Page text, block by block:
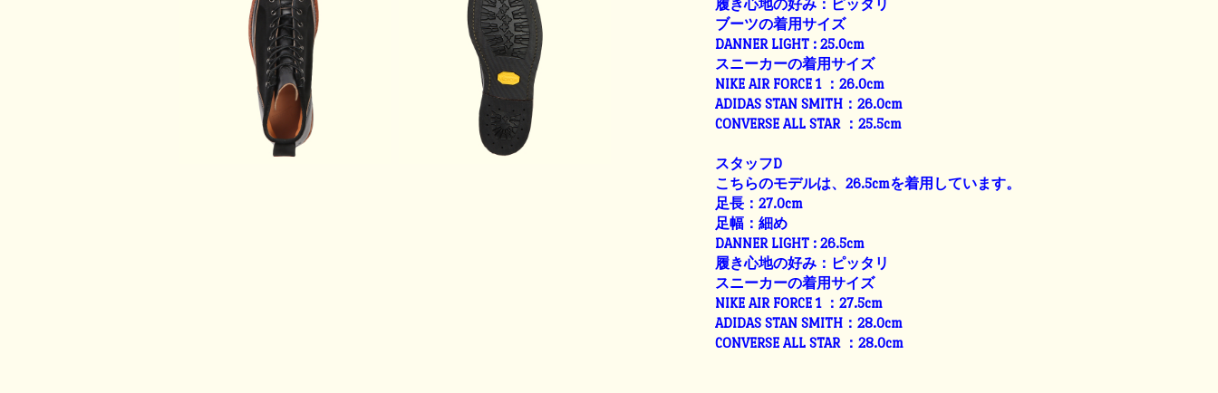
履き心地の好み：ピッタリ
ブーツの着用サイズ
DANNER LIGHT : 25.0cm
スニーカーの着用サイズ
NIKE AIR FORCE 1 ：26.0cm
ADIDAS STAN SMITH：26.0cm
CONVERSE ALL STAR ：25.5cm
スタッフD
こちらのモデルは、26.5cmを着用しています。
足長：27.0cm
足幅：細め
DANNER LIGHT : 26.5cm
履き心地の好み：ピッタリ
スニーカーの着用サイズ
NIKE AIR FORCE 1 ：27.5cm
ADIDAS STAN SMITH：28.0cm
CONVERSE ALL STAR ：28.0cm